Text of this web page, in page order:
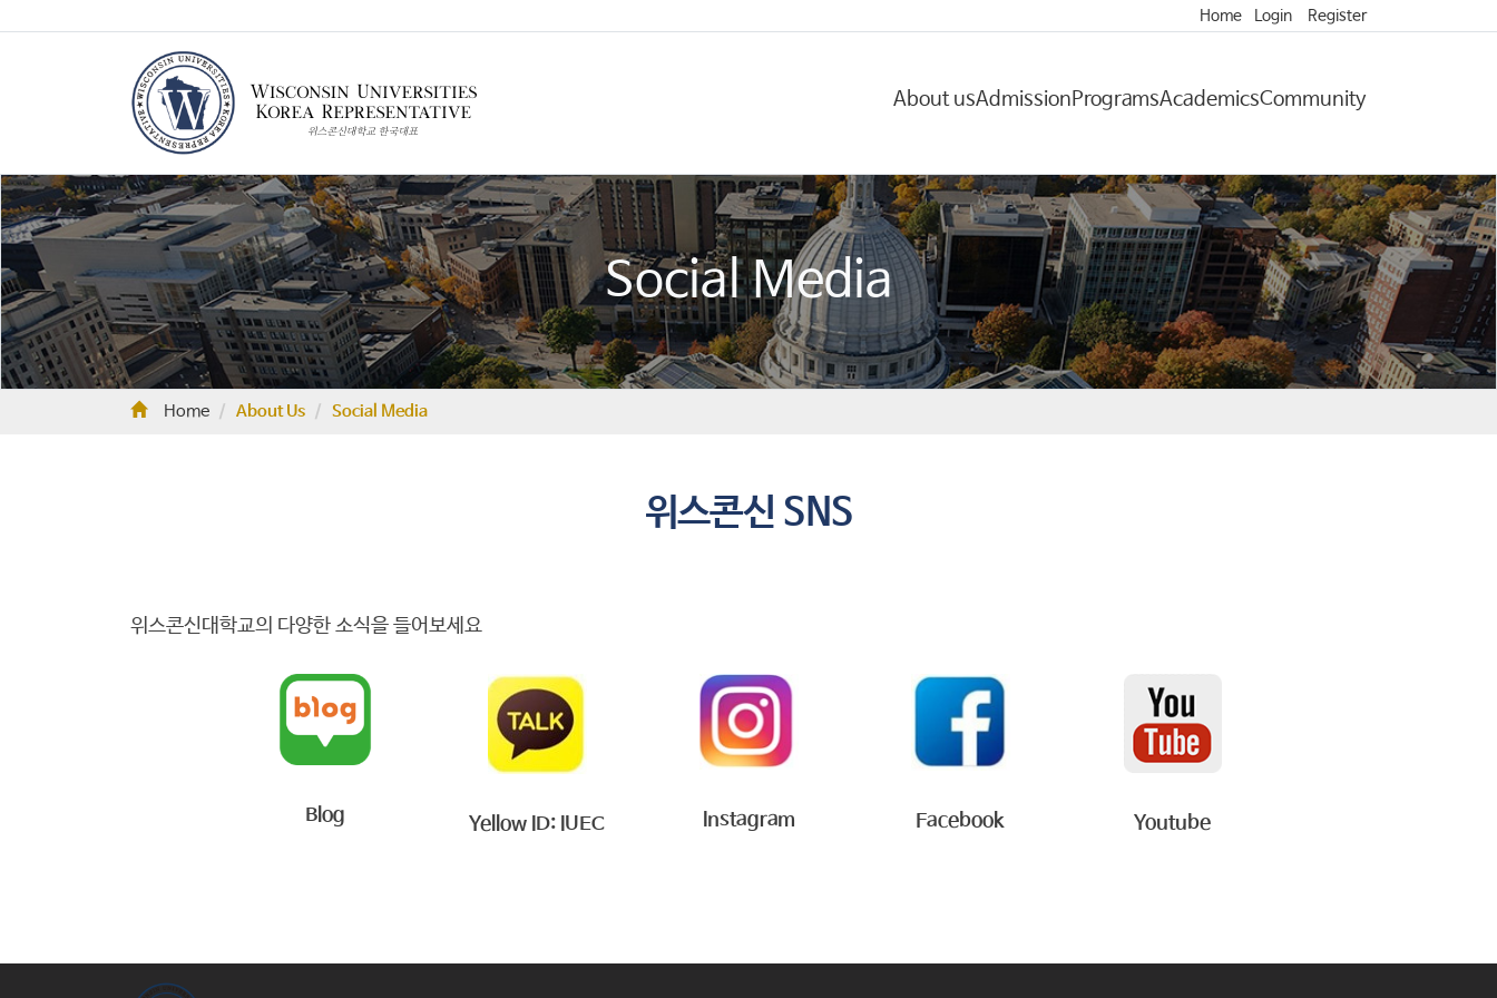
Home Login Register
About usAdmission ProgramsAcademicsCommunity
Social Media
Home About Us Social Media
위스콘신 SNS
위스콘신대학교의 다양한 소식을 들어보세요
Blog Yellow ID: IUEC Instagram Facebook Youtube